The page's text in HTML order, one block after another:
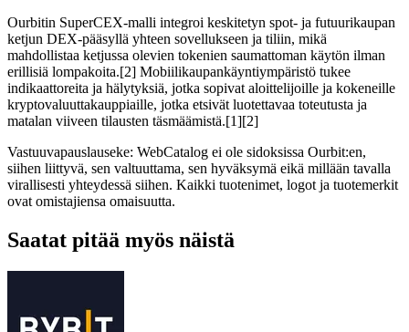
Ourbitin SuperCEX-malli integroi keskitetyn spot- ja futuurikaupan
ketjun DEX-pääsyllä yhteen sovellukseen ja tiliin, mikä
mahdollistaa ketjussa olevien tokenien saumattoman käytön ilman
erillisiä lompakoita.[2] Mobiilikaupankäyntiympäristö tukee
indikaattoreita ja hälytyksiä, jotka sopivat aloittelijoille ja kokeneille
kryptovaluuttakauppiaille, jotka etsivät luotettavaa toteutusta ja
matalan viiveen tilausten täsmäämistä.[1][2]
Vastuuvapauslauseke: WebCatalog ei ole sidoksissa Ourbit:en,
siihen liittyvä, sen valtuuttama, sen hyväksymä eikä millään tavalla
virallisesti yhteydessä siihen. Kaikki tuotenimet, logot ja tuotemerkit
ovat omistajiensa omaisuutta.
Saatat pitää myös näistä